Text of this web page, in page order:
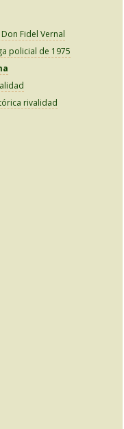
Fidel Vernal
policial de 1975
rivalidad